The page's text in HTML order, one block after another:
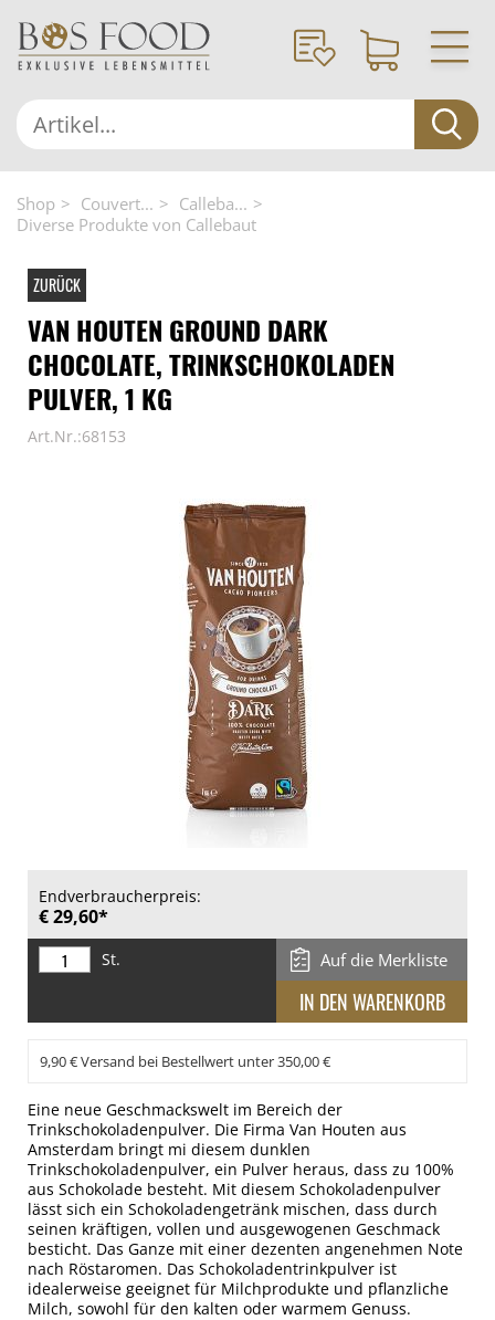
Shop Couvert...
Calleba...
Diverse Produkte von Callebaut
ZURÜCK
VAN HOUTEN GROUND DARK
CHOCOLATE, TRINKSCHOKOLADEN
PULVER, 1 KG
Art.Nr.:68153
Endverbraucherpreis:
€ 29,60*
St. Auf die Merkliste
9,90 € Versand bei Bestellwert unter 350,00 €
Eine neue Geschmackswelt im Bereich der
Trinkschokoladenpulver. Die Firma Van Houten aus
Amsterdam bringt mi diesem dunklen
Trinkschokoladenpulver, ein Pulver heraus, dass zu 100%
aus Schokolade besteht. Mit diesem Schokoladenpulver
lässt sich ein Schokoladengetränk mischen, dass durch
seinen kräftigen, vollen und ausgewogenen Geschmack
besticht. Das Ganze mit einer dezenten angenehmen Note
nach Röstaromen. Das Schokoladentrinkpulver ist
idealerweise geeignet für Milchprodukte und pflanzliche
Milch, sowohl für den kalten oder warmem Genuss.